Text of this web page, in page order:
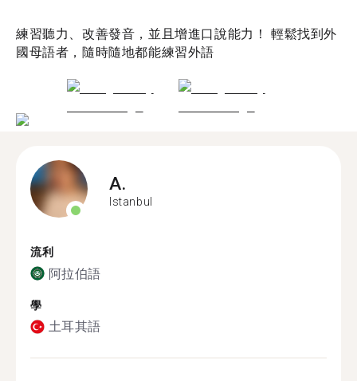
練習聽力、改善發音，並且增進口說能力！ 輕鬆找到外
國母語者，隨時隨地都能練習外語
A.
Istanbul
流利
阿拉伯語
學
土耳其語